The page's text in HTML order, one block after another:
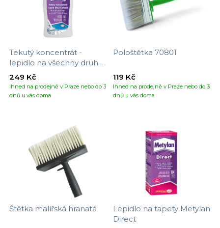
Tekutý koncentrát -
lepidlo na všechny druhy
tapet
Ihned na prodejně v Praze nebo do 3
dnů u vás doma
249 Kč
Pološtětka 70801
Ihned na prodejně v Praze nebo do 3
dnů u vás doma
119 Kč
Štětka malířská hranatá
Lepidlo na tapety Metylan
Direct